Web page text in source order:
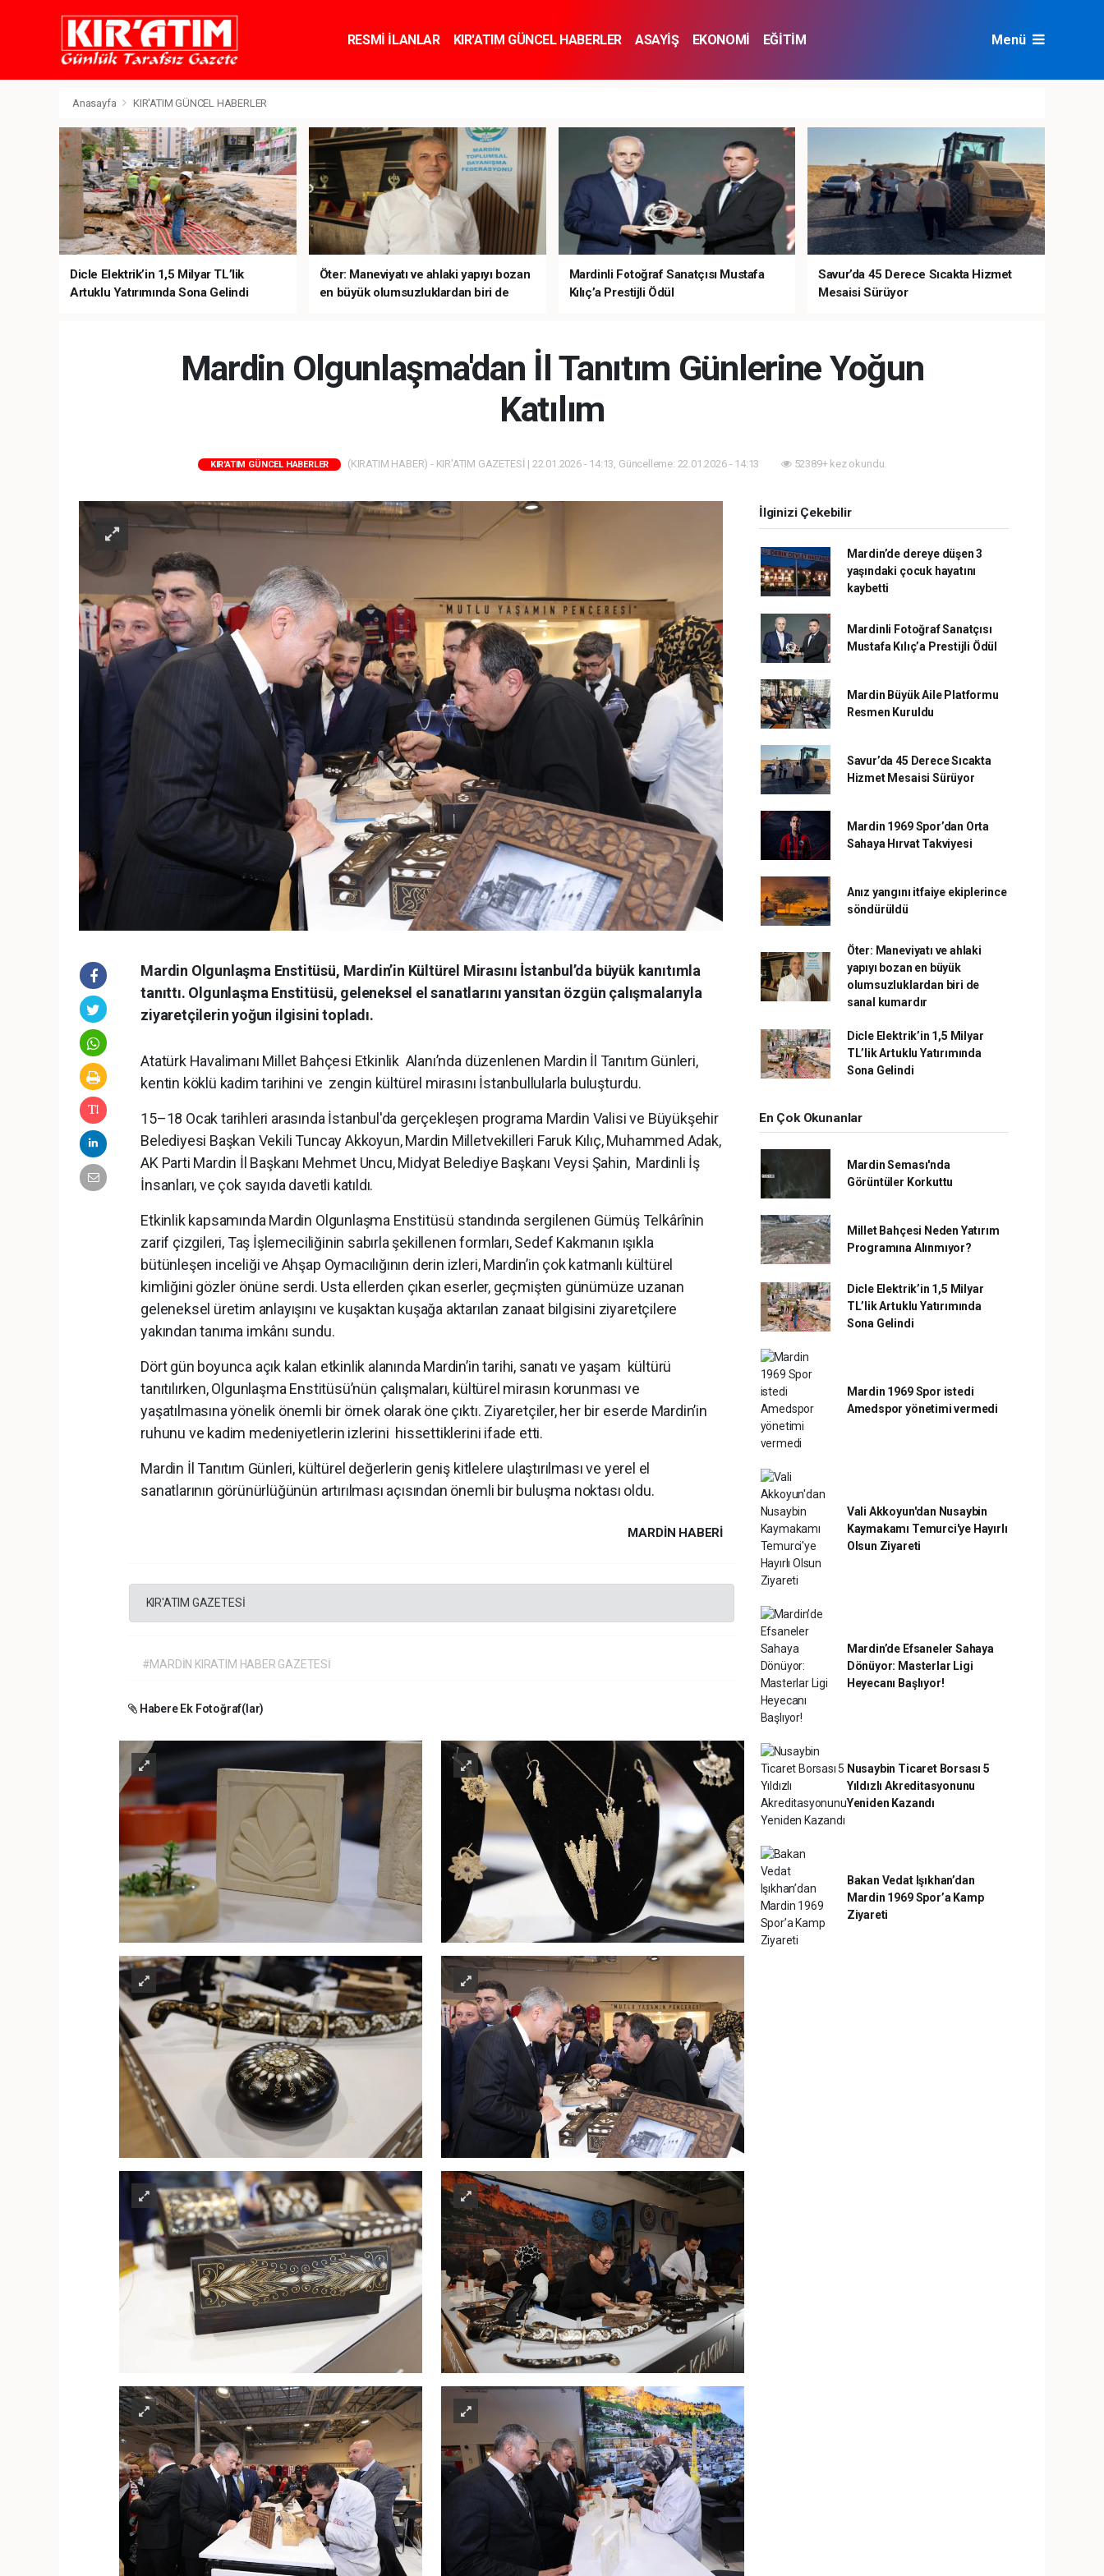
RESMİ İLANLAR KIR'ATIM GÜNCEL HABERLER ASAYİŞ EKONOMİ
EĞİTİM
Menü
Anasayfa KIR'ATIM GÜNCEL HABERLER
Dicle Elektrik’in 1,5 Milyar TL’lik
Artuklu Yatırımında Sona Gelindi
Öter: Maneviyatı ve ahlaki yapıyı bozan
en büyük olumsuzluklardan biri de
Mardinli Fotoğraf Sanatçısı Mustafa
Kılıç’a Prestijli Ödül
Savur’da 45 Derece Sıcakta Hizmet
Mesaisi Sürüyor
Mardin Olgunlaşma'dan İl Tanıtım Günlerine Yoğun
Katılım
KIR'ATIM GÜNCEL HABERLER (KIRATIM HABER) - KIR'ATIM GAZETESİ | 22.01.2026 - 14:13, Güncelleme: 22.01.2026 - 14:13 52389+ kez okundu.
Mardin Olgunlaşma Enstitüsü, Mardin’in Kültürel Mirasını İstanbul’da büyük kanıtımla
tanıttı. Olgunlaşma Enstitüsü, geleneksel el sanatlarını yansıtan özgün çalışmalarıyla
ziyaretçilerin yoğun ilgisini topladı.
Atatürk Havalimanı Millet Bahçesi Etkinlik Alanı’nda düzenlenen Mardin İl Tanıtım Günleri,
kentin köklü kadim tarihini ve zengin kültürel mirasını İstanbullularla buluşturdu.
15–18 Ocak tarihleri arasında İstanbul'da gerçekleşen programa Mardin Valisi ve Büyükşehir
Belediyesi Başkan Vekili Tuncay Akkoyun, Mardin Milletvekilleri Faruk Kılıç, Muhammed Adak,
AK Parti Mardin İl Başkanı Mehmet Uncu, Midyat Belediye Başkanı Veysi Şahin, Mardinli İş
İnsanları, ve çok sayıda davetli katıldı.
Etkinlik kapsamında Mardin Olgunlaşma Enstitüsü standında sergilenen Gümüş Telkârînin
zarif çizgileri, Taş İşlemeciliğinin sabırla şekillenen formları, Sedef Kakmanın ışıkla
bütünleşen inceliği ve Ahşap Oymacılığının derin izleri, Mardin’in çok katmanlı kültürel
kimliğini gözler önüne serdi. Usta ellerden çıkan eserler, geçmişten günümüze uzanan
geleneksel üretim anlayışını ve kuşaktan kuşağa aktarılan zanaat bilgisini ziyaretçilere
yakından tanıma imkânı sundu.
Dört gün boyunca açık kalan etkinlik alanında Mardin’in tarihi, sanatı ve yaşam kültürü
tanıtılırken, Olgunlaşma Enstitüsü’nün çalışmaları, kültürel mirasın korunması ve
yaşatılmasına yönelik önemli bir örnek olarak öne çıktı. Ziyaretçiler, her bir eserde Mardin’in
ruhunu ve kadim medeniyetlerin izlerini hissettiklerini ifade etti.
Mardin İl Tanıtım Günleri, kültürel değerlerin geniş kitlelere ulaştırılması ve yerel el
sanatlarının görünürlüğünün artırılması açısından önemli bir buluşma noktası oldu.
MARDIN HABERİ
KIR'ATIM GAZETESİ
#MARDİN KIRATIM HABER GAZETESİ
Habere Ek Fotoğraf(lar)
İlginizi Çekebilir
Mardin’de dereye düşen 3
yaşındaki çocuk hayatını
kaybetti
Mardinli Fotoğraf Sanatçısı
Mustafa Kılıç’a Prestijli Ödül
Mardin Büyük Aile Platformu
Resmen Kuruldu
Savur’da 45 Derece Sıcakta
Hizmet Mesaisi Sürüyor
Mardin 1969 Spor’dan Orta
Sahaya Hırvat Takviyesi
Anız yangını itfaiye ekiplerince
söndürüldü
Öter: Maneviyatı ve ahlaki
yapıyı bozan en büyük
olumsuzluklardan biri de
sanal kumardır
Dicle Elektrik’in 1,5 Milyar
TL’lik Artuklu Yatırımında
Sona Gelindi
En Çok Okunanlar
Mardin Seması'nda
Görüntüler Korkuttu
Millet Bahçesi Neden Yatırım
Programına Alınmıyor?
Dicle Elektrik’in 1,5 Milyar
TL’lik Artuklu Yatırımında
Sona Gelindi
Mardin 1969 Spor istedi
Amedspor yönetimi vermedi
Vali Akkoyun'dan Nusaybin
Kaymakamı Temurci'ye Hayırlı
Olsun Ziyareti
Mardin’de Efsaneler Sahaya
Dönüyor: Masterlar Ligi
Heyecanı Başlıyor!
Nusaybin Ticaret Borsası 5
Yıldızlı Akreditasyonunu
Yeniden Kazandı
Bakan Vedat Işıkhan’dan
Mardin 1969 Spor’a Kamp
Ziyareti